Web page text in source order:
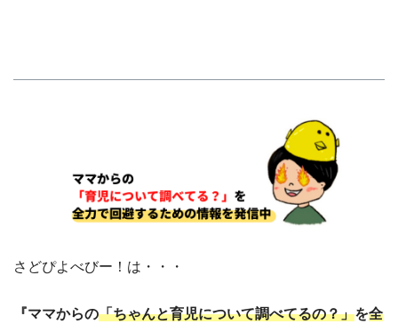
さどぴよべびー！は・・・
『ママからの「ちゃんと育児について調べてるの？」を全